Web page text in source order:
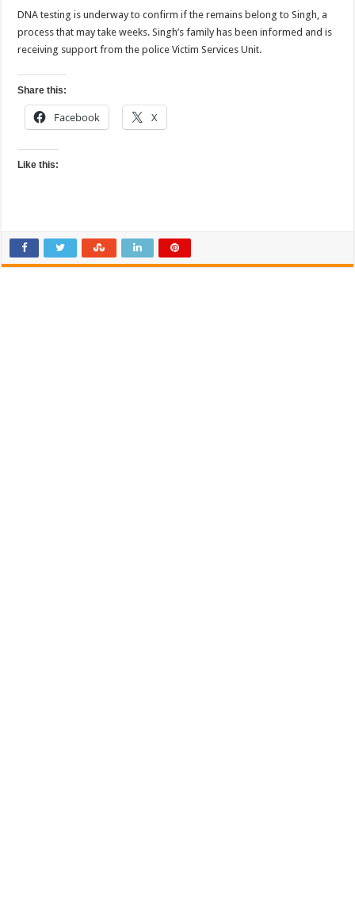
DNA testing is underway to confirm if the remains belong to Singh, a
process that may take weeks. Singh’s family has been informed and is
receiving support from the police Victim Services Unit.
Share this:
Facebook X
Like this: